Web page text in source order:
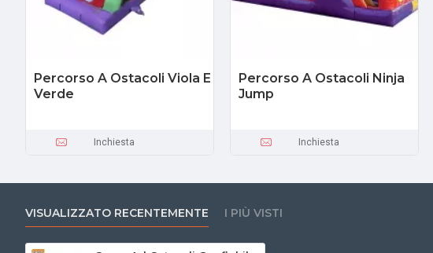
Percorso A Ostacoli Viola E
Verde
Inchiesta
Percorso A Ostacoli Ninja
Jump
Inchiesta
VISUALIZZATO RECENTEMENTE I PIÙ VISTI